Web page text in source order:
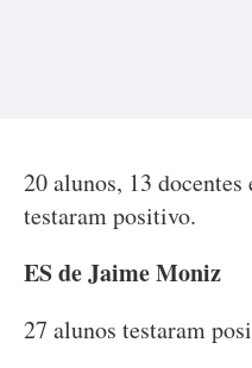
20 alunos, 13 docentes
testaram positivo.
ES de Jaime Moniz
27 alunos testaram